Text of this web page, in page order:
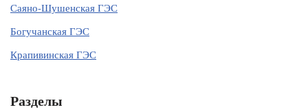
Саяно-Шушенская ГЭС
Богучанская ГЭС
Крапивинская ГЭС
Разделы